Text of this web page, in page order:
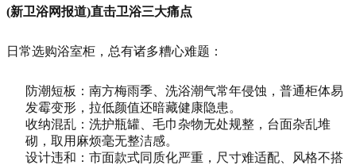
(新卫浴网报道)直击卫浴三大痛点
日常选购浴室柜，总有诸多糟心难题：
防潮短板：南方梅雨季、洗浴潮气常年侵蚀，普通柜体易
发霉变形，拉低颜值还暗藏健康隐患。
收纳混乱：洗护瓶罐、毛巾杂物无处规整，台面杂乱堆
砌，取用麻烦毫无整洁感。
设计违和：市面款式同质化严重，尺寸难适配、风格不搭